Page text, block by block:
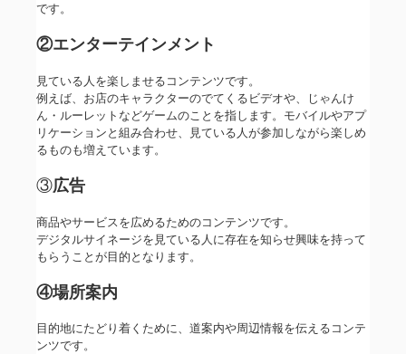
です。
②エンターテインメント
見ている人を楽しませるコンテンツです。
例えば、お店のキャラクターのでてくるビデオや、じゃんけ
ん・ルーレットなどゲームのことを指します。モバイルやアプ
リケーションと組み合わせ、見ている人が参加しながら楽しめ
るものも増えています。
③広告
商品やサービスを広めるためのコンテンツです。
デジタルサイネージを見ている人に存在を知らせ興味を持って
もらうことが目的となります。
④場所案内
目的地にたどり着くために、道案内や周辺情報を伝えるコンテ
ンツです。